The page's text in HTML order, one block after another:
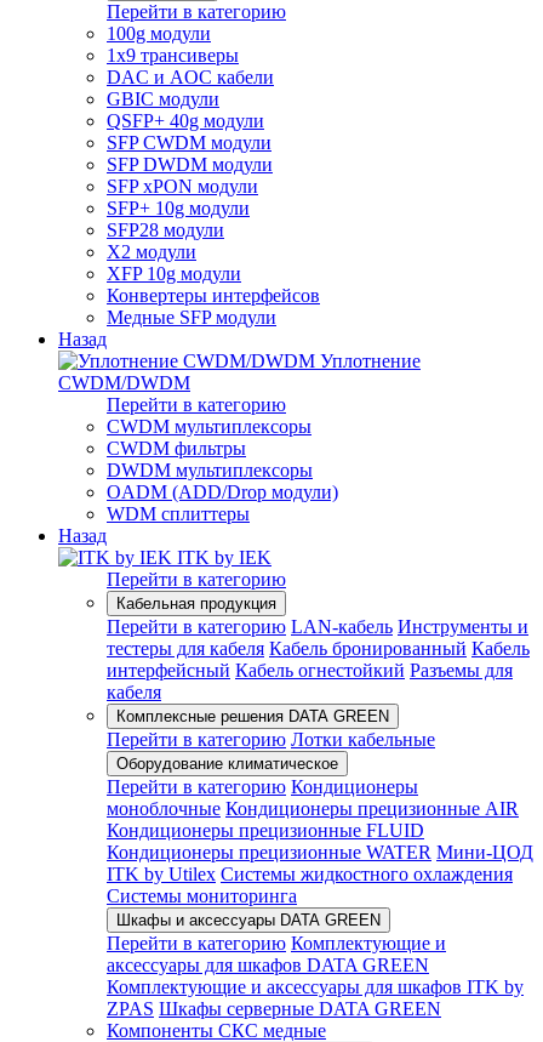
Перейти в категорию
100g модули
1x9 трансиверы
DAC и AOC кабели
GBIC модули
QSFP+ 40g модули
SFP CWDM модули
SFP DWDM модули
SFP xPON модули
SFP+ 10g модули
SFP28 модули
X2 модули
XFP 10g модули
Конвертеры интерфейсов
Медные SFP модули
Назад
Уплотнение
CWDM/DWDM
Перейти в категорию
CWDM мультиплексоры
CWDM фильтры
DWDM мультиплексоры
OADM (ADD/Drop модули)
WDM сплиттеры
Назад
ITK by IEK
Перейти в категорию
Кабельная продукция
Перейти в категорию LAN-кабель Инструменты и
тестеры для кабеля Кабель бронированный Кабель
интерфейсный Кабель огнестойкий Разъемы для
кабеля
Комплексные решения DATA GREEN
Перейти в категорию Лотки кабельные
Оборудование климатическое
Перейти в категорию Кондиционеры
моноблочные Кондиционеры прецизионные AIR
Кондиционеры прецизионные FLUID
Кондиционеры прецизионные WATER Мини-ЦОД
ITK by Utilex Системы жидкостного охлаждения
Системы мониторинга
Шкафы и аксессуары DATA GREEN
Перейти в категорию Комплектующие и
аксессуары для шкафов DATA GREEN
Комплектующие и аксессуары для шкафов ITK by
ZPAS Шкафы серверные DATA GREEN
Компоненты СКС медные